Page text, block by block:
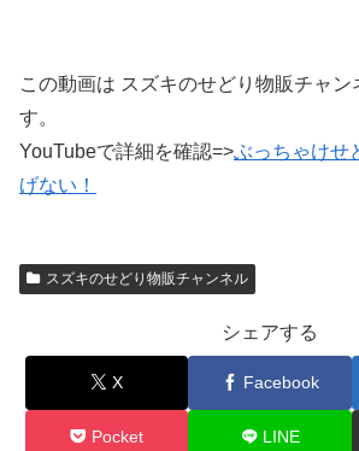
この動画は スズキのせどり物販チャ
す。
YouTubeで詳細を確認=>ぶっちゃけせ
げない！
スズキのせどり物販チャンネル
シェアする
X Facebook
Pocket LINE